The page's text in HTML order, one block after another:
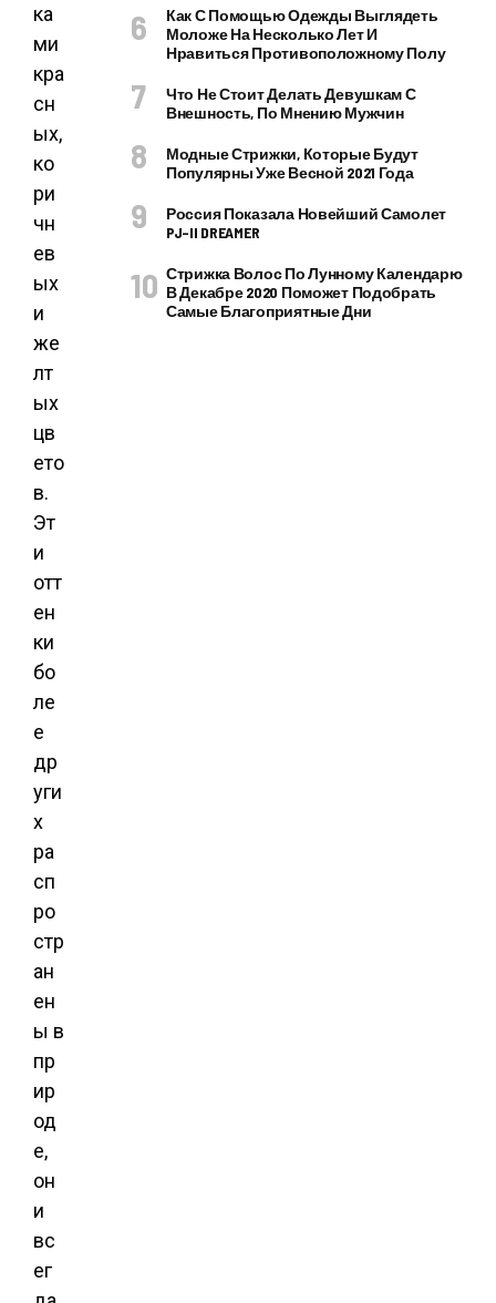
ка
ми
кра
сн
ых,
ко
ри
чн
ев
ых
и
же
лт
ых
цв
ето
в.
Эт
и
отт
ен
ки
бо
ле
е
др
уги
х
ра
сп
ро
стр
ан
ен
ы в
пр
ир
од
е,
он
и
вс
ег
Как С Помощью Одежды Выглядеть
Моложе На Несколько Лет И
Нравиться Противоположному Полу
Что Не Стоит Делать Девушкам С
Внешность, По Мнению Мужчин
Модные Стрижки, Которые Будут
Популярны Уже Весной 2021 Года
Россия Показала Новейший Самолет
PJ–II DREAMER
Стрижка Волос По Лунному Календарю
В Декабре 2020 Поможет Подобрать
Самые Благоприятные Дни